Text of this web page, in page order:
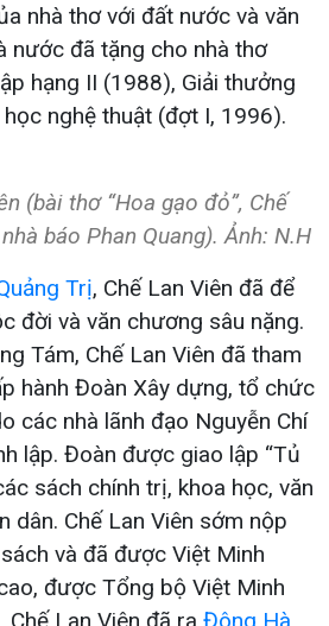
nhà thơ với đất nước và văn
nước đã tặng cho nhà thơ
hạng II (1988), Giải thưởng
nghệ thuật (đợt I, 1996).
(bài thơ “Hoa gạo đỏ”, Chế
báo Phan Quang). Ảnh: N.H
Trị, Chế Lan Viên đã để
đời và văn chương sâu nặng.
Tám, Chế Lan Viên đã tham
hành Đoàn Xây dựng, tổ chức
các nhà lãnh đạo Nguyễn Chí
lập. Đoàn được giao lập “Tủ
sách chính trị, khoa học, văn
dân. Chế Lan Viên sớm nộp
và đã được Việt Minh
được Tổng bộ Việt Minh
Lan Viên đã ra Đông Hà,